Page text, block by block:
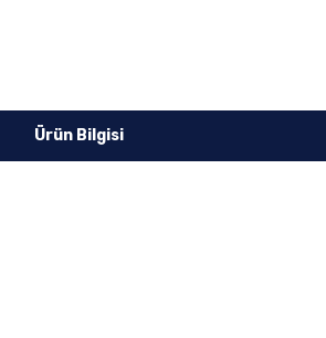
Ürün Bilgisi